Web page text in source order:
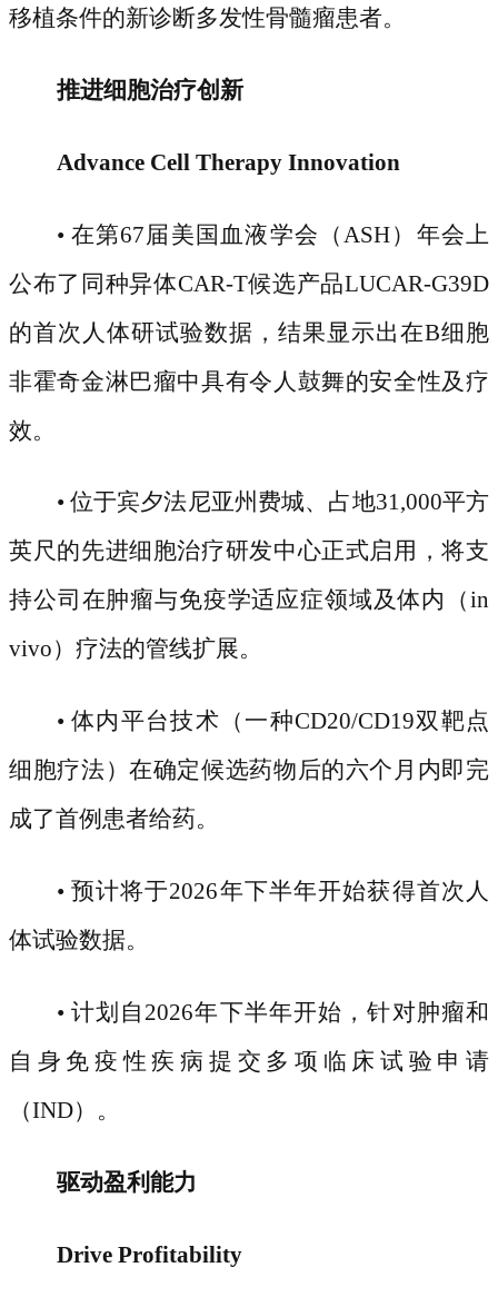
移植条件的新诊断多发性骨髓瘤患者。
推进细胞治疗创新
Advance Cell Therapy Innovation
• 在第67届美国血液学会（ASH）年会上
公布了同种异体CAR-T候选产品LUCAR-G39D
的首次人体研试验数据，结果显示出在B细胞
非霍奇金淋巴瘤中具有令人鼓舞的安全性及疗
效。
• 位于宾夕法尼亚州费城、占地31,000平方
英尺的先进细胞治疗研发中心正式启用，将支
持公司在肿瘤与免疫学适应症领域及体内（in
vivo）疗法的管线扩展。
• 体内平台技术（一种CD20/CD19双靶点
细胞疗法）在确定候选药物后的六个月内即完
成了首例患者给药。
• 预计将于2026年下半年开始获得首次人
体试验数据。
• 计划自2026年下半年开始，针对肿瘤和
自身免疫性疾病提交多项临床试验申请
（IND）。
驱动盈利能力
Drive Profitability